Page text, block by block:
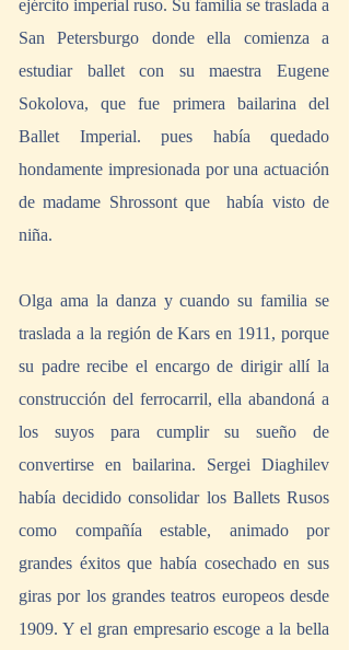
ejército imperial ruso. Su familia se traslada a
San Petersburgo donde ella comienza a
estudiar ballet con su maestra Eugene
Sokolova, que fue primera bailarina del
Ballet Imperial. pues había quedado
hondamente impresionada por una actuación
de madame Shrossont que  había visto de
niña.
Olga ama la danza y cuando su familia se
traslada a la región de Kars en 1911, porque
su padre recibe el encargo de dirigir allí la
construcción del ferrocarril, ella abandoná a
los suyos para cumplir su sueño de
convertirse en bailarina. Sergei Diaghilev
había decidido consolidar los Ballets Rusos
como compañía estable, animado por
grandes éxitos que había cosechado en sus
giras por los grandes teatros europeos desde
1909. Y el gran empresario escoge a la bella